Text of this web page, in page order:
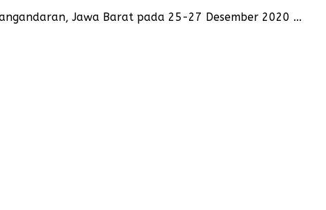
Jawa Barat pada 25-27 Desember 2020 ...